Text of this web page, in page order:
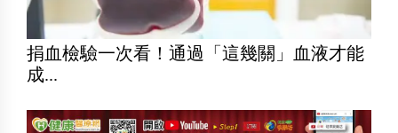
捐血檢驗一次看！通過「這幾關」血液才能
成...